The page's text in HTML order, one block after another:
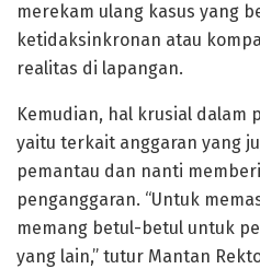
merekam ulang kasus yang
ketidaksinkronan atau
realitas di lapangan.
Kemudian, hal krusial dalam
yaitu terkait anggaran yang
pemantau dan nanti
penganggaran. “Untuk
memang betul-betul untuk
yang lain,” tutur Mantan